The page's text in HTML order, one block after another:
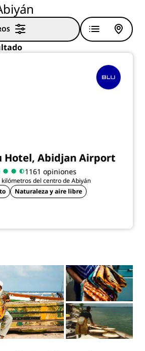
Hotel, Abidjan Airport
1161 opiniones
del centro de Abiyán
Naturaleza y aire libre